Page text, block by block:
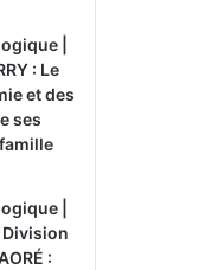
|
: Le
et des
ses
|
Division
: